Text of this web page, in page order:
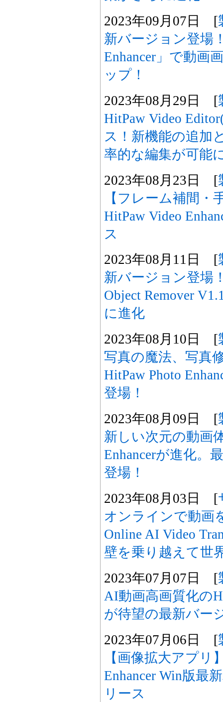
2023年09月07日 [
新バージョン登場
Enhancer」で動画
ップ！
2023年08月29日 [
HitPaw Video
ス！新機能の追加
率的な編集が可能
2023年08月23日 [
【フレーム補間・
HitPaw Video
ス
2023年08月11日 [
新バージョン登場
Object Remover
に進化
2023年08月10日 [
写真の魔法、写真
HitPaw Photo
登場！
2023年08月09日 [
新しい次元の動画
Enhancerが進化。
登場！
2023年08月03日 [
オンラインで動画
Online AI Video
壁を乗り越えて世
2023年07月07日 [
AI動画高画質化の
が待望の最新バー
2023年07月06日 [
【画像拡大アプリ
Enhancer Win版最
リース